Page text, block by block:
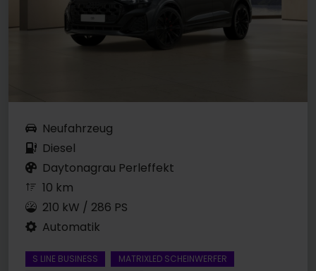
Neufahrzeug
Diesel
Daytonagrau Perleffekt
10 km
210 kW / 286 PS
Automatik
S LINE BUSINESS
MATRIXLED SCHEINWERFER